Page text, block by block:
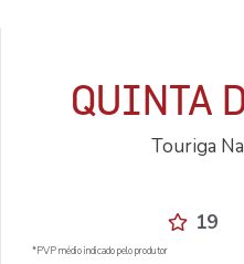
QUINTA
Touriga
19
*PVP médio indicado pelo produtor